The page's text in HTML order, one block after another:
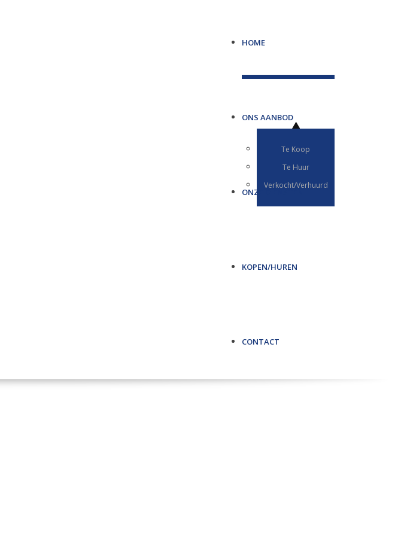
HOME
ONS AANBOD
Te Koop
Te Huur
Verkocht/Verhuurd
ONZE DIENSTEN
KOPEN/HUREN
CONTACT